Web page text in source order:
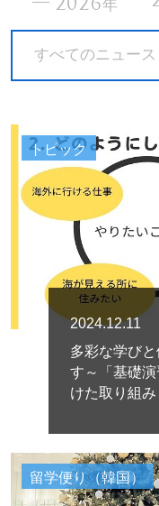
年
すべてのニュース
トピック
2024.12.11
多彩な学び
す～「基礎
けた取り組み
留学便り（韓国）